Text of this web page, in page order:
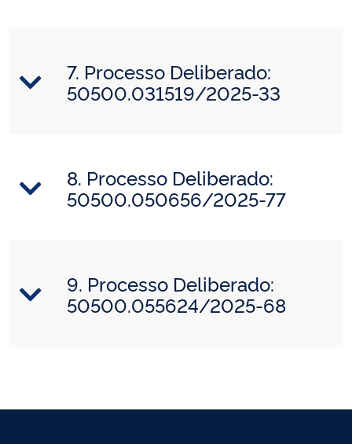
7. Processo Deliberado:
50500.031519/2025-33
8. Processo Deliberado:
50500.050656/2025-77
9. Processo Deliberado:
50500.055624/2025-68